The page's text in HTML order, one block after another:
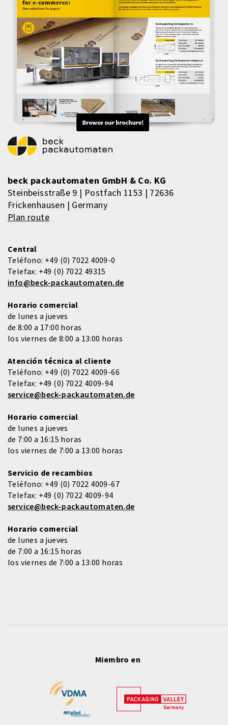
beck packautomaten GmbH & Co. KG
Steinbeisstraße 9 | Postfach 1153 | 72636
Frickenhausen | Germany
Plan route
Central
Teléfono: +49 (0) 7022 4009-0
Telefax: +49 (0) 7022 49315
info@beck-packautomaten.de
Horario comercial
de lunes a jueves
de 8:00 a 17:00 horas
los viernes de 8:00 a 13:00 horas
Atención técnica al cliente
Teléfono: +49 (0) 7022 4009-66
Telefax: +49 (0) 7022 4009-94
service@beck-packautomaten.de
Horario comercial
de lunes a jueves
de 7:00 a 16:15 horas
los viernes de 7:00 a 13:00 horas
Servicio de recambios
Teléfono: +49 (0) 7022 4009-67
Telefax: +49 (0) 7022 4009-94
service@beck-packautomaten.de
Horario comercial
de lunes a jueves
de 7:00 a 16:15 horas
los viernes de 7:00 a 13:00 horas
Miembro en